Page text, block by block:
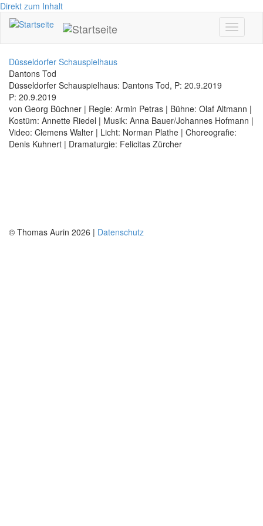
Direkt zum Inhalt
Toggle
Düsseldorfer Schauspielhaus
Dantons Tod
Düsseldorfer Schauspielhaus: Dantons Tod, P: 20.9.2019
P: 20.9.2019
von Georg Büchner | Regie: Armin Petras | Bühne: Olaf Altmann |
Kostüm: Annette Riedel | Musik: Anna Bauer/Johannes Hofmann |
Video: Clemens Walter | Licht: Norman Plathe | Choreografie:
Denis Kuhnert | Dramaturgie: Felicitas Zürcher
© Thomas Aurin 2026 | Datenschutz